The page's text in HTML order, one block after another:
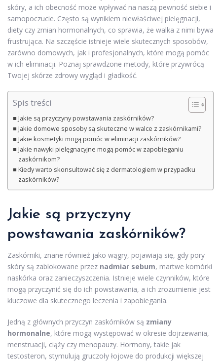
skóry, a ich obecność może wpływać na naszą pewność siebie i
samopoczucie. Często są wynikiem niewłaściwej pielęgnacji,
diety czy zmian hormonalnych, co sprawia, że walka z nimi bywa
frustrująca. Na szczęście istnieje wiele skutecznych sposobów,
zarówno domowych, jak i profesjonalnych, które mogą pomóc
w ich eliminacji. Poznaj sprawdzone metody, które przywrócą
Twojej skórze zdrowy wygląd i gładkość.
Spis treści
Jakie są przyczyny powstawania zaskórników?
Jakie domowe sposoby są skuteczne w walce z zaskórnikami?
Jakie kosmetyki mogą pomóc w eliminacji zaskórników?
Jakie nawyki pielęgnacyjne mogą pomóc w zapobieganiu
zaskórnikom?
Kiedy warto skonsultować się z dermatologiem w przypadku
zaskórników?
Jakie są przyczyny
powstawania zaskórników?
Zaskórniki, znane również jako wągry, pojawiają się, gdy pory
skóry są zablokowane przez nadmiar sebum, martwe komórki
naskórka oraz zanieczyszczenia. Istnieje wiele czynników, które
mogą przyczynić się do ich powstawania, a ich zrozumienie jest
kluczowe dla skutecznego leczenia i zapobiegania.
Jedną z głównych przyczyn zaskórników są zmiany
hormonalne, które mogą występować w okresie dojrzewania,
menstruacji, ciąży czy menopauzy. Hormony, takie jak
testosteron, stymulują gruczoły łojowe do produkcji większej